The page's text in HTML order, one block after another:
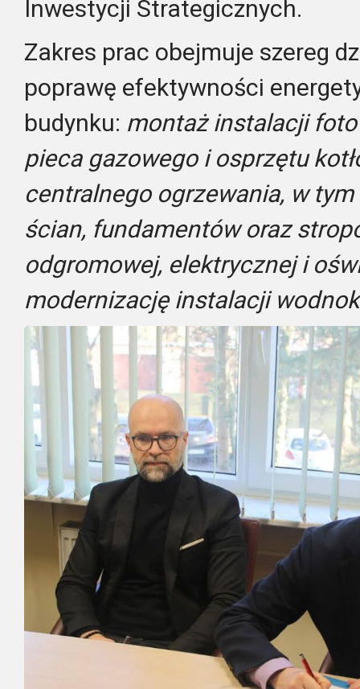
Inwestycji Strategicznych.
Zakres prac obejmuje szereg
poprawę efektywności
budynku: montaż instalacji
pieca gazowego i osprzętu
centralnego ogrzewania, w
ścian, fundamentów oraz
odgromowej, elektrycznej i
modernizację instalacji